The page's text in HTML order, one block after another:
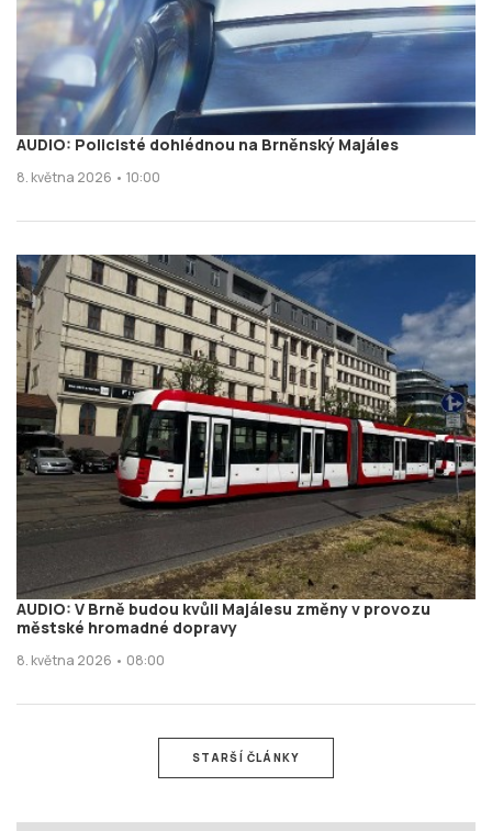
AUDIO: Policisté dohlédnou na Brněnský Majáles
8. května 2026 • 10:00
AUDIO: V Brně budou kvůli Majálesu změny v provozu
městské hromadné dopravy
8. května 2026 • 08:00
STARŠÍ ČLÁNKY